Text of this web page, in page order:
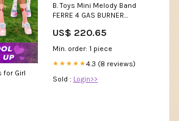
for Girl
B. Toys Mini Melody Band
FERRE 4 GAS BURNER
US$ 220.65
Min. order: 1 piece
★★★★★4.3 (8 reviews)
Sold : Login>>